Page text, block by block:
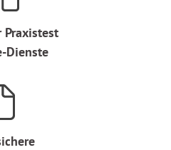
Praxistest
Dienste